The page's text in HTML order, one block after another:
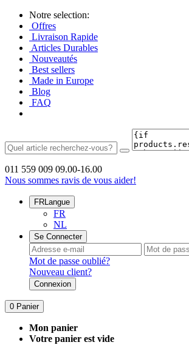
Notre selection:
Offres
Livraison Rapide
Articles Durables
Nouveautés
Best sellers
Made in Europe
Blog
FAQ
011 559 009 09.00-16.00
Nous sommes ravis de vous aider!
FRLangue
FR
NL
Se Connecter
Mot de passe oublié?
Nouveau client?
Connexion
0 Panier
Mon panier
Votre panier est vide